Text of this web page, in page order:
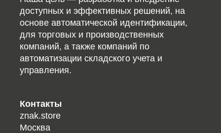
доступных и эффективных решений, на
основе автоматической идентификации,
для торговых и производственных
компаний, а также компаний по
автоматизации складского учета и
управления.
Контакты
znak.store
Москва